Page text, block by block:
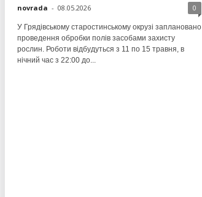
novrada - 08.05.2026 0
У Грядівському старостинському окрузі заплановано
проведення обробки полів засобами захисту
рослин. Роботи відбудуться з 11 по 15 травня, в
нічний час з 22:00 до...